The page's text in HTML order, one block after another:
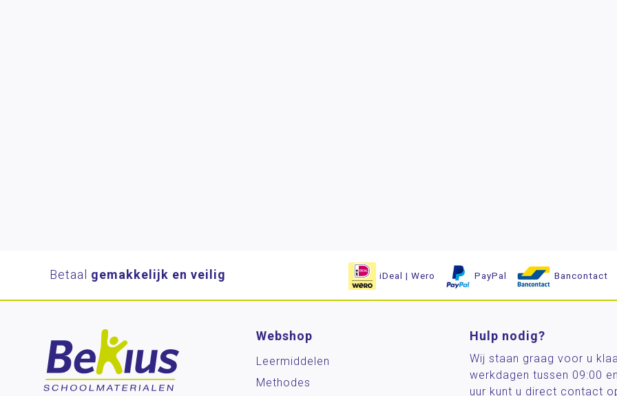
Betaal gemakkelijk en veilig iDeal | Wero PayPal Bancontact
Webshop
Leermiddelen
Methodes
Hulp nodig?
Wij staan graag voor u
werkdagen tussen 09:00
uur kunt u direct contact